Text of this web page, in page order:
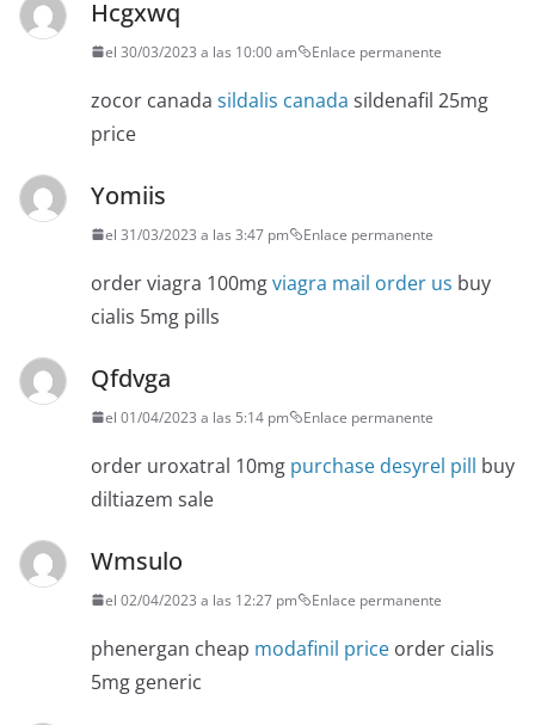
Hcgxwq
el 30/03/2023 a las 10:00 am Enlace permanente
zocor canada sildalis canada sildenafil 25mg
price
Yomiis
el 31/03/2023 a las 3:47 pm Enlace permanente
order viagra 100mgviagra mail order us buy
cialis 5mg pills
Qfdvga
el 01/04/2023 a las 5:14 pm Enlace permanente
order uroxatral 10mg purchase desyrel pill buy
diltiazem sale
Wmsulo
el 02/04/2023 a las 12:27 pm Enlace permanente
phenergan cheap modafinil price order cialis
5mg generic